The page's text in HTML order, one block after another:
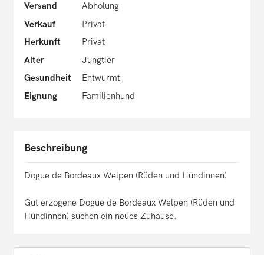
Versand
Abholung
Verkauf
Privat
Herkunft
Privat
Alter
Jungtier
Gesundheit
Entwurmt
Eignung
Familienhund
Beschreibung
Dogue de Bordeaux Welpen (Rüden und Hündinnen)
Gut erzogene Dogue de Bordeaux Welpen (Rüden und
Hündinnen) suchen ein neues Zuhause.